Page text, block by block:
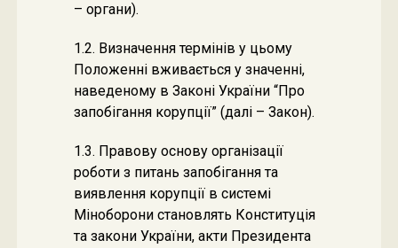
– органи).
1.2. Визначення термінів у цьому
Положенні вживається у значенні,
наведеному в Законі України “Про
запобігання корупції” (далі – Закон).
1.3. Правову основу організації
роботи з питань запобігання та
виявлення корупції в системі
Міноборони становлять Конституція
та закони України, акти Президента